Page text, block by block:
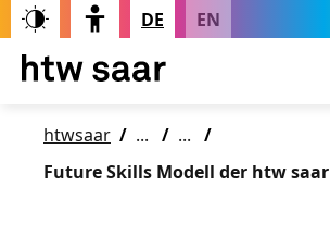
DE EN
htwsaar
Future Skills Modell der htw saar